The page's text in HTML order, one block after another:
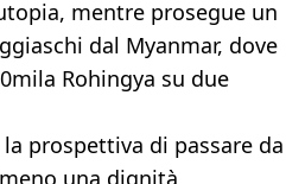
mentre prosegue un
dal Myanmar, dove
Rohingya su due
prospettiva di passare da
una dignità